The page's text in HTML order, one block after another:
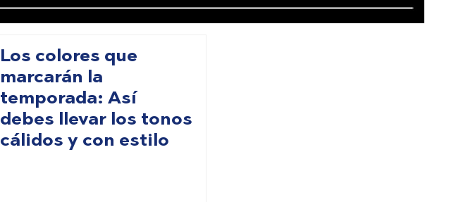
Los colores que
marcarán la
temporada: Así
debes llevar los tonos
cálidos y con estilo